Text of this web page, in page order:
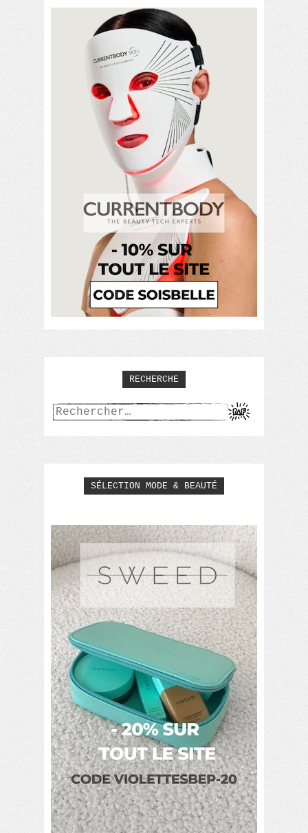
RECHERCHE
Rechercher :
SÉLECTION MODE & BEAUTÉ